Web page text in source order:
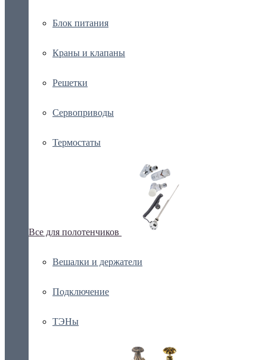
Блок питания
Краны и клапаны
Решетки
Сервоприводы
Термостаты
Все для полотенчиков
Вешалки и держатели
Подключение
ТЭНы